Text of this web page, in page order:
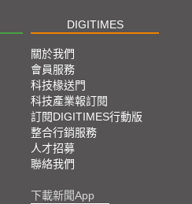
DIGITIMES
關於我們
會員服務
科技椽送門
科技產業報訂閱
訂閱DIGITIMES行動版
整合行銷服務
人才招募
聯絡我們
下載新聞App